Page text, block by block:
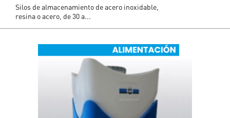
Silos de almacenamiento de acero inoxidable,
resina o acero, de 30 a...